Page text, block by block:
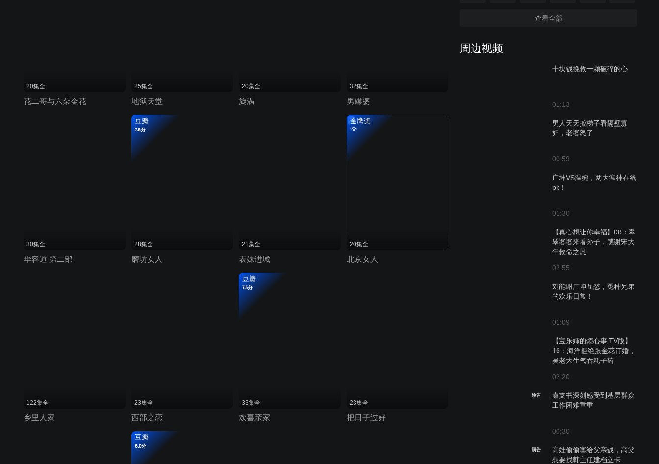
查看全部
周边视频
十块钱挽救一颗破碎的心
01:13
男人天天搬梯子看隔壁寡
妇，老婆怒了
00:59
广坤VS温婉，两大瘟神在线
pk！
01:30
【真心想让你幸福】08：翠
翠婆婆来看孙子，感谢宋大
年救命之恩
02:55
刘能谢广坤互怼，冤种兄弟
的欢乐日常！
01:09
【宝乐婶的烦心事 TV版】
16：海洋拒绝跟金花订婚，
吴老大生气吞耗子药
02:20
预告
秦支书深刻感受到基层群众
工作困难重重
00:30
预告
高娃偷偷塞给父亲钱，高父
想要找韩主任建档立卡
20集全
花二哥与六朵金花
25集全
地狱天堂
20集全
旋涡
32集全
男媒婆
30集全
华容道 第二部
豆瓣
7.8分
28集全
磨坊女人
21集全
表妹进城
金鹰奖
20集全
北京女人
122集全
乡里人家
23集全
西部之恋
豆瓣
7.5分
33集全
欢喜亲家
23集全
把日子过好
豆瓣
8.0分